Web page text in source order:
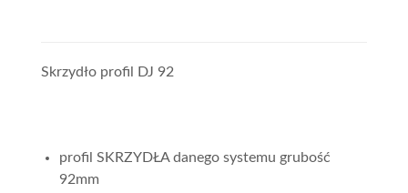
Skrzydło profil DJ 92
profil SKRZYDŁA danego systemu grubość
92mm